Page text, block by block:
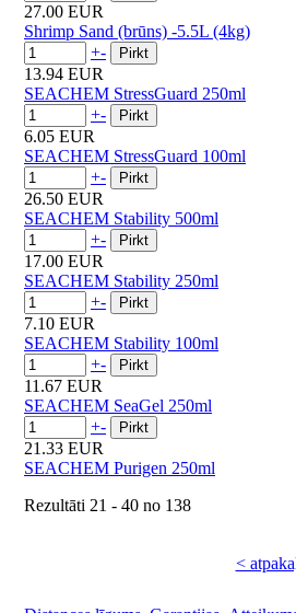
27.00 EUR
Shrimp Sand (brūns) -5.5L (4kg)
+-
13.94 EUR
SEACHEM StressGuard 250ml
+-
6.05 EUR
SEACHEM StressGuard 100ml
+-
26.50 EUR
SEACHEM Stability 500ml
+-
17.00 EUR
SEACHEM Stability 250ml
+-
7.10 EUR
SEACHEM Stability 100ml
+-
11.67 EUR
SEACHEM SeaGel 250ml
+-
21.33 EUR
SEACHEM Purigen 250ml
Rezultāti 21 - 40 no 138
<